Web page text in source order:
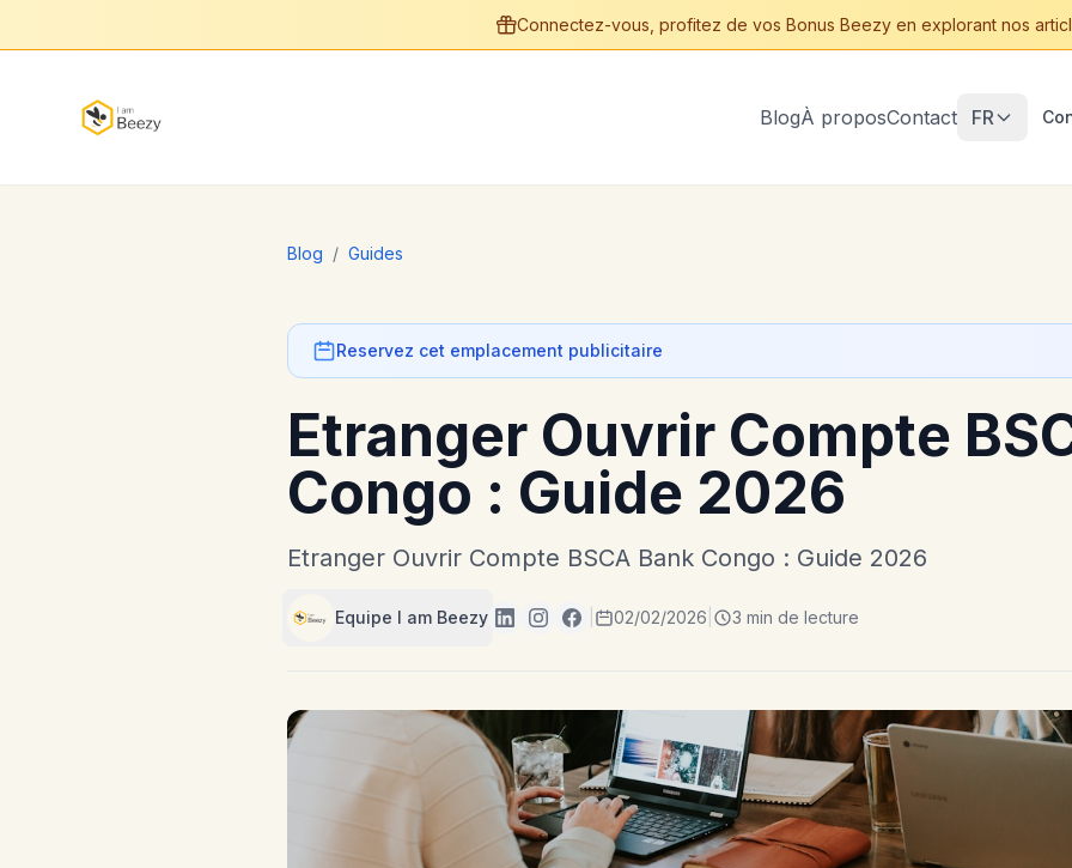
Connectez-vous, profitez de vos Bonus Beezy en explorant nos
BlogÀ proposContact FR
Blog / Guides
Reservez cet emplacement publicitaire
Etranger Ouvrir Compte
Congo : Guide 2026
Etranger Ouvrir Compte BSCA Bank Congo : Guide 2026
Equipe I am Beezy 02/02/2026 3 min de lecture